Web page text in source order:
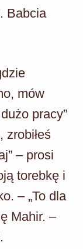
Babcia
mów
pracy”
zrobiłeś
– prosi
torebkę i
– „To dla
Mahir. –